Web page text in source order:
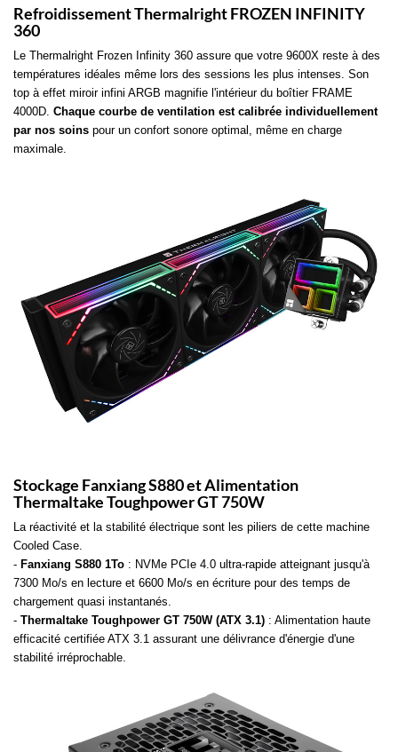
Refroidissement Thermalright FROZEN INFINITY
360
Le Thermalright Frozen Infinity 360 assure que votre 9600X reste à des
températures idéales même lors des sessions les plus intenses. Son
top à effet miroir infini ARGB magnifie l'intérieur du boîtier FRAME
4000D. Chaque courbe de ventilation est calibrée individuellement
par nos soins pour un confort sonore optimal, même en charge
maximale.
Stockage Fanxiang S880 et Alimentation
Thermaltake Toughpower GT 750W
La réactivité et la stabilité électrique sont les piliers de cette machine
Cooled Case.
- Fanxiang S880 1To : NVMe PCIe 4.0 ultra-rapide atteignant jusqu'à
7300 Mo/s en lecture et 6600 Mo/s en écriture pour des temps de
chargement quasi instantanés.
- Thermaltake Toughpower GT 750W (ATX 3.1) : Alimentation haute
efficacité certifiée ATX 3.1 assurant une délivrance d'énergie d'une
stabilité irréprochable.